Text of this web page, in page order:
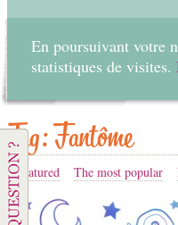
En poursuivant votre
statistiques de visites.
Tag: Fantôme
Featured The most popular